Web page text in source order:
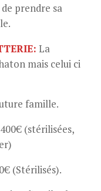
prendre sa
La
mais celui ci
famille.
(stérilisées,
(Stérilisés).